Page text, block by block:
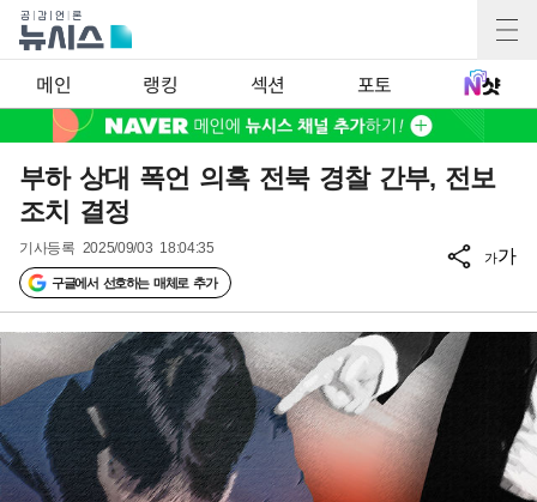
메인 랭킹 섹션 포토
부하 상대 폭언 의혹 전북 경찰 간부, 전보
조치 결정
기사등록 2025/09/03 18:04:35
구글에서 선호하는 매체로 추가
가가